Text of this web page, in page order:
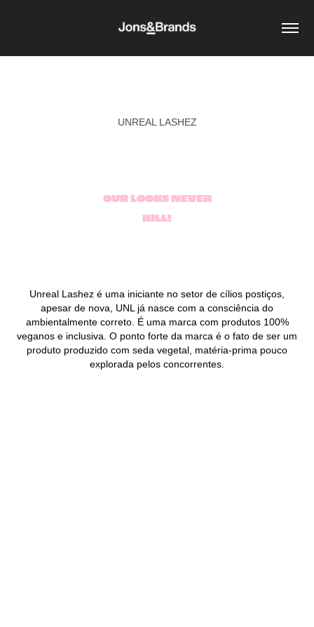
UNREAL LASHEZ
OUR LOOKS NEVER
KILL!
Unreal Lashez é uma iniciante no setor de cílios postiços,
apesar de nova, UNL já nasce com a consciência do
ambientalmente correto. É uma marca com produtos 100%
veganos e inclusiva. O ponto forte da marca é o fato de ser um
produto produzido com seda vegetal, matéria-prima pouco
explorada pelos concorrentes.